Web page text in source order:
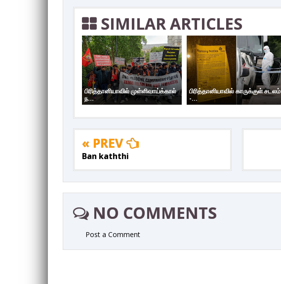
SIMILAR ARTICLES
பிரித்தானியாவில் முள்ளிவாய்க்கால்
ந...
பிரித்தானியாவில் காருக்குள் சடலம்
-...
« PREV
Ban kaththi
NO COMMENTS
Post a Comment